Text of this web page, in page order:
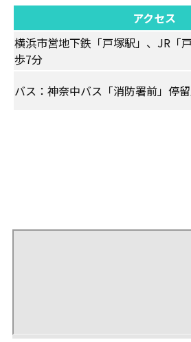
アクセス
横浜市営地下鉄「戸塚駅」、JR「
歩7分
バス：​神奈中バス「消防署前」停